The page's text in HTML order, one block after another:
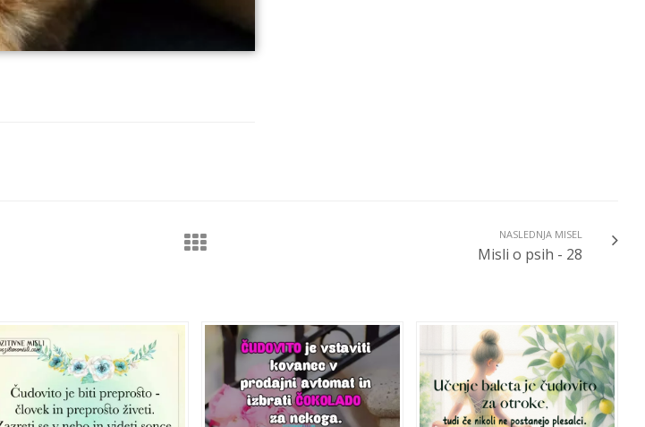
NASLEDNJA MISEL
Misli o psih - 28